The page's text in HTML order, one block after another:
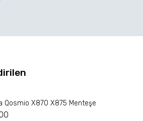
Qosmio X870 X875 Menteşe